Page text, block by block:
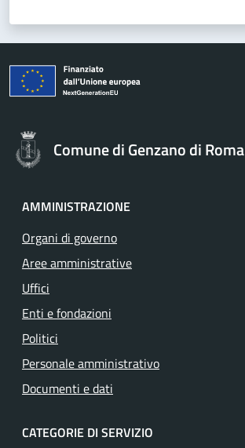
Comune di Genzano di Roma
AMMINISTRAZIONE
Organi di governo
Aree amministrative
Uffici
Enti e fondazioni
Politici
Personale amministrativo
Documenti e dati
CATEGORIE DI SERVIZIO